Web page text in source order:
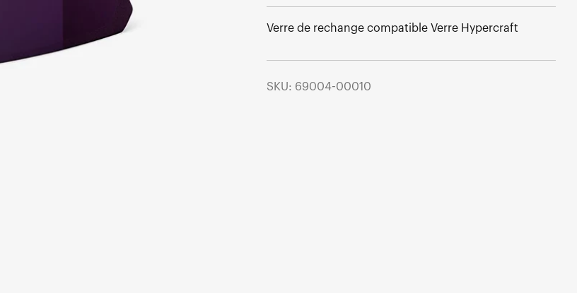
Verre de rechange compatible Verre Hypercraft
SKU: 69004-00010